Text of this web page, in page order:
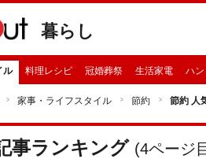
暮らし
ル 料理レシピ 冠婚葬祭 生活家電 ハ
家事・ライフスタイル 節約 節約 人
事ランキング (4ページ